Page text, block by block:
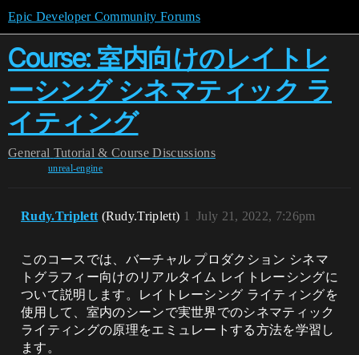
Epic Developer Community Forums
Course: 室内向けのレイトレ
ーシング シネマティック ラ
イティング
General Tutorial & Course Discussions
unreal-engine
Rudy.Triplett (Rudy.Triplett) July 21, 2022, 7:26pm
1
このコースでは、バーチャル プロダクション シネマ
トグラフィー向けのリアルタイム レイトレーシングに
ついて説明します。レイトレーシング ライティングを
使用して、室内のシーンで実世界でのシネマティック
ライティングの原理をエミュレートする方法を学習し
ます。